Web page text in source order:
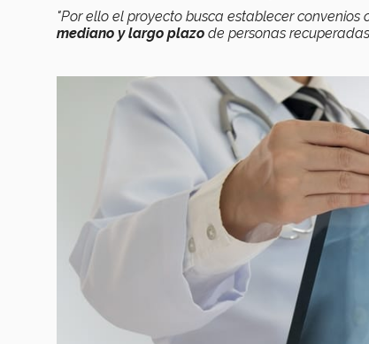
"Por ello el proyecto busca establecer
mediano y largo plazo de personas